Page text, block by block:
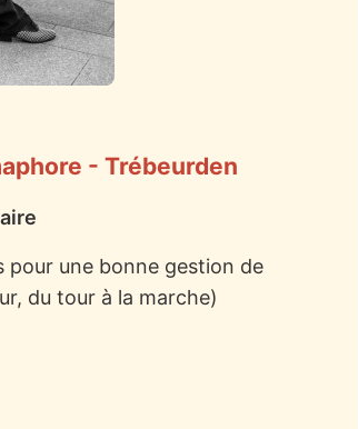
- Trébeurden
pour une bonne gestion de
du tour à la marche)